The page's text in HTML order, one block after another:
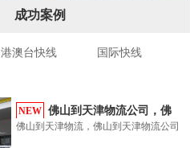
成功案例
港澳台快线 国际快线
NEW
佛山到天津物流公司，佛
山到...
佛山到天津物流，佛山到天津物流公司